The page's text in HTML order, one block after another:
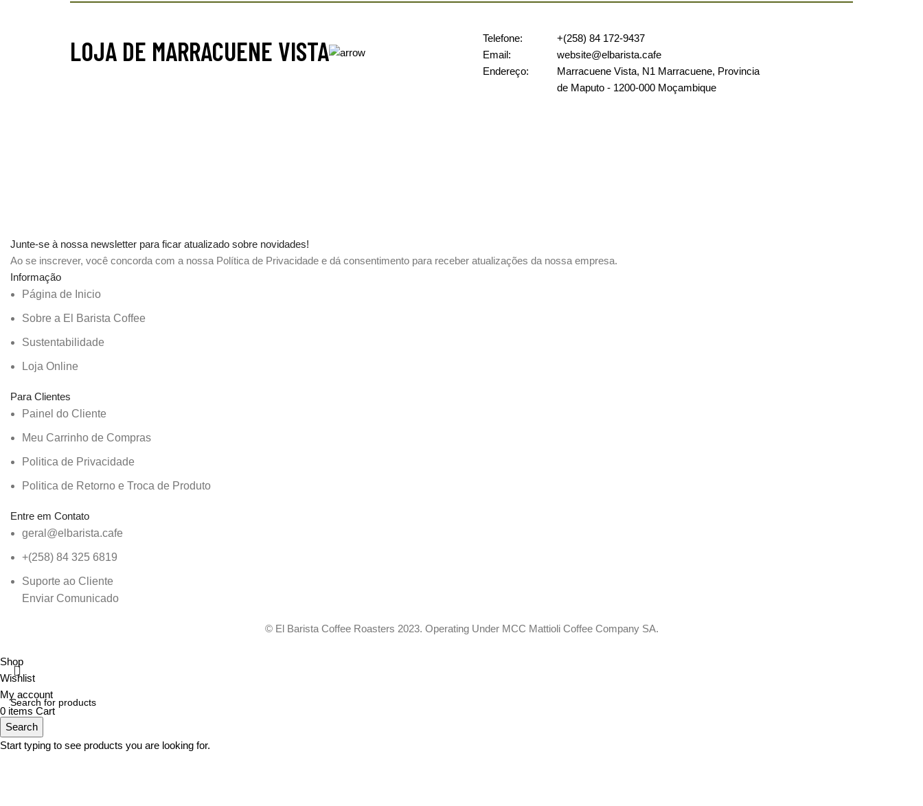
LOJA DE MARRACUENE VISTA Telefone:
+(258) 84 172-9437
Email:
website@elbarista.cafe
Endereço:
Marracuene Vista, N1 Marracuene, Provincia
de Maputo - 1200-000 Moçambique
Junte-se à nossa newsletter para ficar atualizado sobre novidades!
Ao se inscrever, você concorda com a nossa Política de Privacidade e dá consentimento para receber atualizações da nossa empresa.
Informação
Página de Inicio
Sobre a El Barista Coffee
Sustentabilidade
Loja Online
Para Clientes
Painel do Cliente
Meu Carrinho de Compras
Politica de Privacidade
Politica de Retorno e Troca de Produto
Entre em Contato
geral@elbarista.cafe
‭+(258) 84 325 6819
Suporte ao Cliente
Enviar Comunicado
© El Barista Coffee Roasters 2023. Operating Under MCC Mattioli Coffee Company SA.
Search
Start typing to see products you are looking for.
Shop
Wishlist
My account
0 items Cart